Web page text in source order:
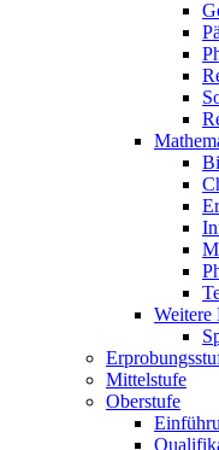
Weitere
Mittelstufe
Oberstufe